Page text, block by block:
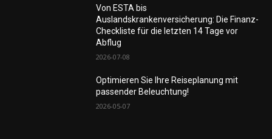
Von ESTA bis
Auslandskrankenversicherung: Die Finanz-
Checkliste für die letzten 14 Tage vor
Abflug
2026-07-08
Optimieren Sie Ihre Reiseplanung mit
passender Beleuchtung!
2026-05-07